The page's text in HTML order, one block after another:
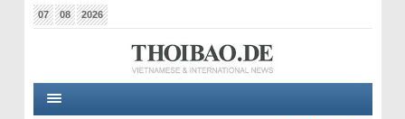
07 08 2026